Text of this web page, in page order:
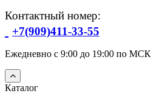
Контактный номер:
+7(909)411-33-55
Ежедневно с 9:00 до 19:00 по МСК
Каталог